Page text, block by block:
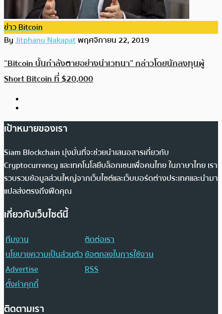
ข่าว Bitcoin
ByJitphanu Nakapatพฤศจิกายน 22, 2019
“Bitcoin นั้นกำลังตายอย่างน่าเวทนา” กล่าวโดยนักลงทุนผู้
Short Bitcoin ที่ $20,000
เป้าหมายของเรา
Siam Blockchain มุ่งมั่นที่จะช่วยนำเสนอสารเกี่ยวกับ
Cryptocurrency และเทคโนโลยีบล็อกเชนเพื่อคนไทย ในภาษาไทย เรา
รวบรวมข้อมูลส่วนใหญ่จากเว็บไซต์และเว็บบอร์ดต่างประเทศและนำมา
แปลส่งตรงถึงฟีดคุณ
เกี่ยวกับเว็บไซต์นี้
ทีมงาน
ติดต่อเรา
นโยบายความเป็นส่วนตัวข้อตกลงในการใช้งาน
Advertise
RSS
ตั้งค่าคุกกี้
ติดตามเรา